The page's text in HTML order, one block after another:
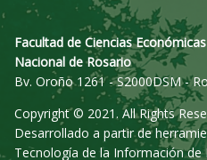
Facultad de Ciencias
Nacional de Rosario
Bv. Oroño 1261 - S2000DSM -
Copyright © 2021. All Rights
Desarrollado a partir de
Tecnología de la Información de